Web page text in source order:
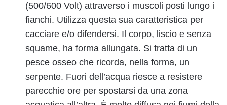
(500/600 Volt) attraverso i muscoli posti lungo i
fianchi. Utilizza questa sua caratteristica per
cacciare e/o difendersi. Il corpo, liscio e senza
squame, ha forma allungata. Si tratta di un
pesce osseo che ricorda, nella forma, un
serpente. Fuori dell’acqua riesce a resistere
parecchie ore per spostarsi da una zona